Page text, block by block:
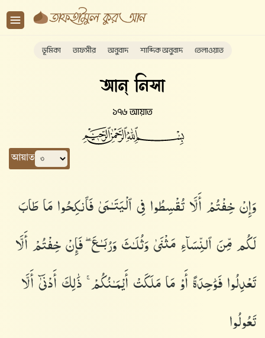
ভূমিকা তাফসীর অনুবাদ শাব্দিক অনুবাদ তেলাওয়াত
আন্ নিসা
১৭৬ আয়াত
আয়াত
وَإِنْ خِفْتُمْ أَلَّا تُقْسِطُوا۟ فِى ٱلْيَتَـٰمَىٰ فَٱنكِحُوا۟ مَا طَابَ
لَكُم مِّنَ ٱلنِّسَآءِ مَثْنَىٰ وَثُلَـٰثَ وَرُبَـٰعَ ۖ فَإِنْ خِفْتُمْ أَلَّا
تَعْدِلُوا۟ فَوَٰحِدَةً أَوْ مَا مَلَكَتْ أَيْمَـٰنُكُمْ ۚ ذَٰلِكَ أَدْنَىٰٓ أَلَّا
تَعُولُوا۟